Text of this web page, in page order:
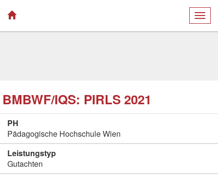
BMBWF/IQS: PIRLS 2021
PH
Pädagogische Hochschule Wien
Leistungstyp
Gutachten